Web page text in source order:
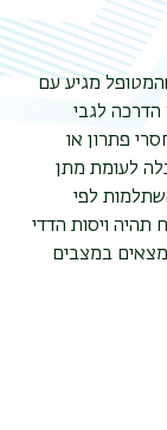
מגיע עם
לגבי
פתרון או
לעומת מתן
לפי
תהיה ויסות הדדי
במצבים